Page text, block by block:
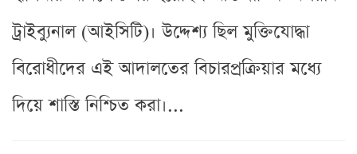
ট্রাইব্যুনাল (আইসিটি)। উদ্দেশ্য ছিল মুক্তিযোদ্ধা
বিরোধীদের এই আদালতের বিচারপ্রক্রিয়ার মধ্যে
দিয়ে শাস্তি নিশ্চিত করা।...